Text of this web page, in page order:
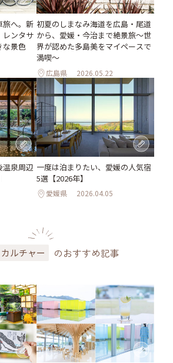
旅へ。新
レンタサ
な景色
初夏のしまなみ海道を広島・尾道
から、愛媛・今治まで絶景旅〜世
界が認めた多島美をマイペースで
満喫〜
広島県 2026.05.22
温泉周辺 一度は泊まりたい、愛媛の人気宿
5選【2026年】
愛媛県 2026.04.05
ルチャー のおすすめ記事